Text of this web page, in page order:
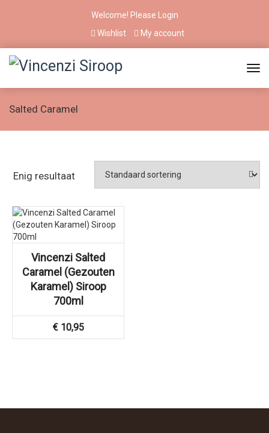
Welcome! Please
Login
Wishlist
My account
Salted Caramel
Enig resultaat
Vincenzi Salted
Caramel (Gezouten
Karamel) Siroop
700ml
€10,95